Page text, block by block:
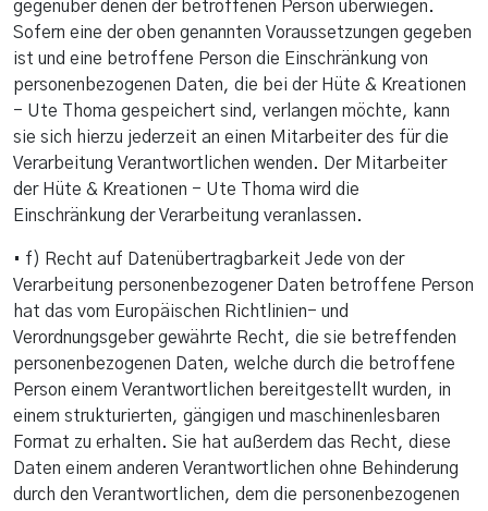
gegenüber denen der betroffenen Person überwiegen.
Sofern eine der oben genannten Voraussetzungen gegeben
ist und eine betroffene Person die Einschränkung von
personenbezogenen Daten, die bei der Hüte & Kreationen
- Ute Thoma gespeichert sind, verlangen möchte, kann
sie sich hierzu jederzeit an einen Mitarbeiter des für die
Verarbeitung Verantwortlichen wenden. Der Mitarbeiter
der Hüte & Kreationen - Ute Thoma wird die
Einschränkung der Verarbeitung veranlassen.
• f) Recht auf Datenübertragbarkeit Jede von der
Verarbeitung personenbezogener Daten betroffene Person
hat das vom Europäischen Richtlinien- und
Verordnungsgeber gewährte Recht, die sie betreffenden
personenbezogenen Daten, welche durch die betroffene
Person einem Verantwortlichen bereitgestellt wurden, in
einem strukturierten, gängigen und maschinenlesbaren
Format zu erhalten. Sie hat außerdem das Recht, diese
Daten einem anderen Verantwortlichen ohne Behinderung
durch den Verantwortlichen, dem die personenbezogenen